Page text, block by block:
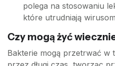
polega na stosowaniu
które utrudniają
Czy mogą żyć
Bakterie mogą przetrwać w